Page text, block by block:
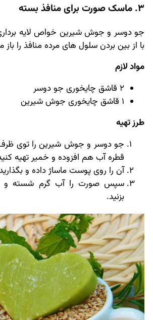
3. ماسک صورت برای منافذ بسته
جو دوسر و جوش شیرین خواص لایه برداری
با از بین بردن سلول های مرده منافذ را باز
مواد لازم
2 قاشق چایخوری جو دوسر
1 قاشق چایخوری جوش شیرین
طرز تهیه
جو دوسر و جوش شیرین را توی
قطره آب هم افزوده و خمیر تهیه
آن را روی پوست ماساژ داده و
سپس صورت را آب گرم شسته و
بزنید.